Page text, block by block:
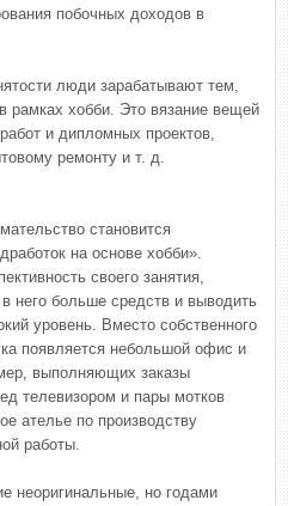
побочных доходов в
люди зарабатывают тем,
рамках хобби. Это вязание вещей
и дипломных проектов,
ремонту и т. д.
становится
на основе хобби».
своего занятия,
него больше средств и выводить
уровень. Вместо собственного
появляется небольшой офис и
выполняющих заказы
телевизором и пары мотков
ателье по производству
работы.
неоригинальные, но годами